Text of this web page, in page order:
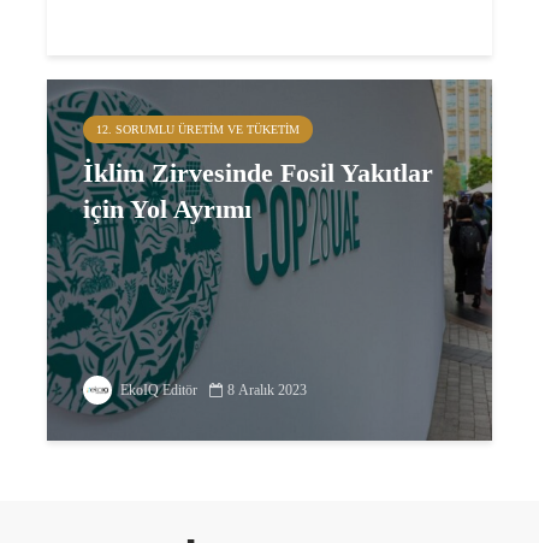
12. SORUMLU ÜRETIM VE TÜKETIM
İklim Zirvesinde Fosil Yakıtlar
için Yol Ayrımı
EkoIQ Editör 8 Aralık 2023